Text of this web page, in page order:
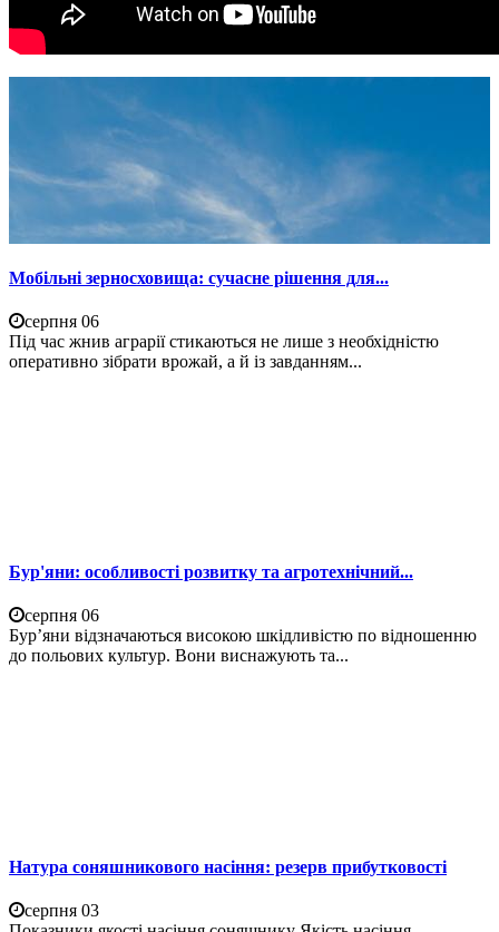
Мобільні зерносховища: сучасне рішення для...
серпня 06
Під час жнив аграрії стикаються не лише з необхідністю
оперативно зібрати врожай, а й із завданням...
Бур'яни: особливості розвитку та агротехнічний...
серпня 06
Бур’яни відзначаються високою шкідливістю по відношенню
до польових культур. Вони виснажують та...
Натура соняшникового насіння: резерв прибутковості
серпня 03